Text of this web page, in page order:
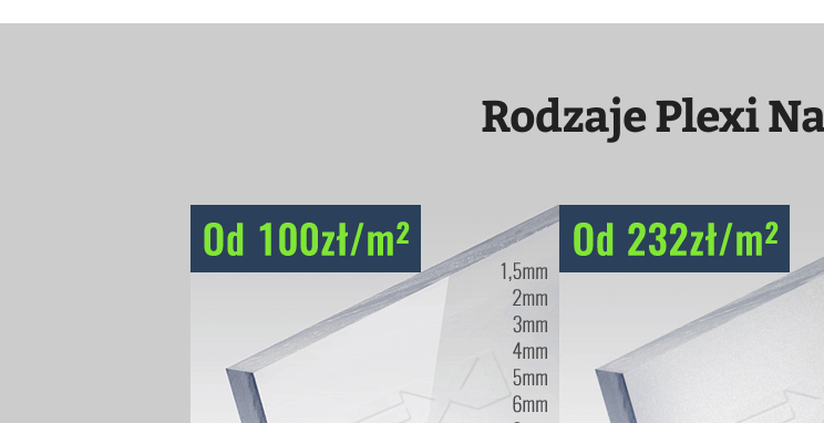
Rodzaje Plexi